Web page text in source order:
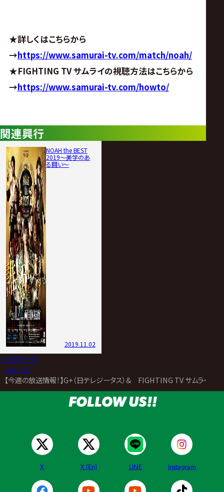
★詳しくはこちらから
→https://www.samurai-tv.com/match/noah/
★FIGHTING TV サムライの視聴方法はこちらから
→https://www.samurai-tv.com/howto/
関連興行
NOAH the BEST
2019～美学のあ
る闘い～
2019.11.02
トップページ
ニュース
【今週の放送情報！】G+（日テレジータス）& FIGHTING TV サムライ
FOLLOW US!!
X X (En) LINE Instagram